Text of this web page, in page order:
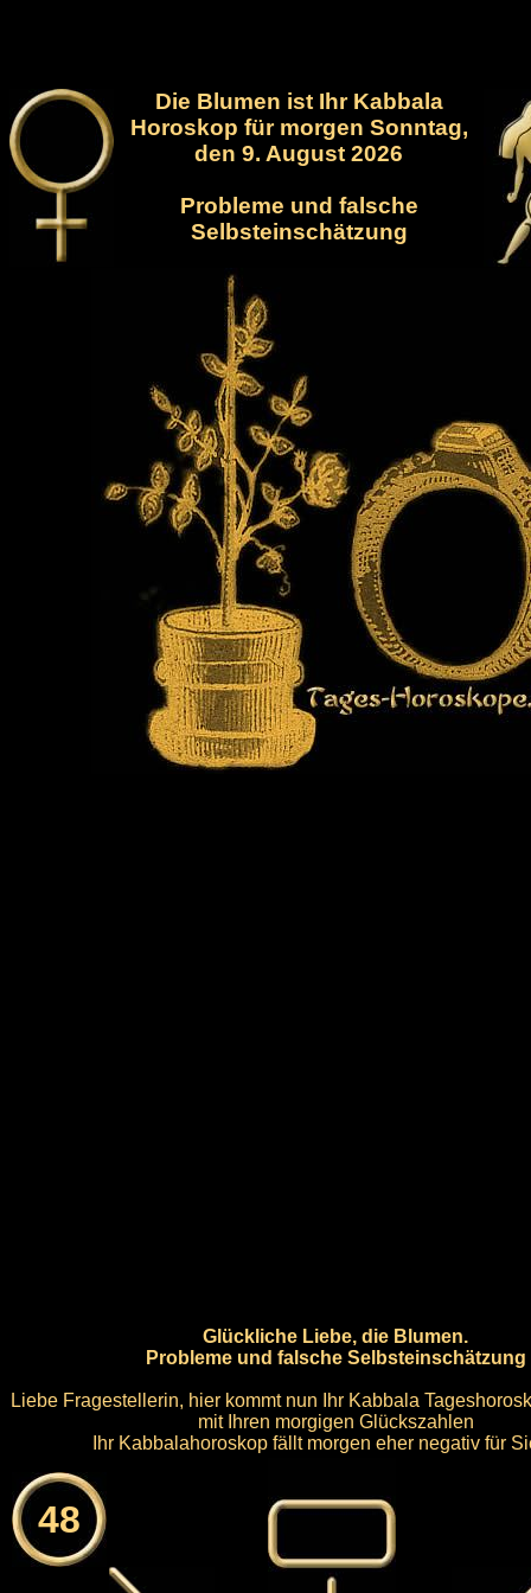
Die Blumen ist Ihr Kabbala
Horoskop für morgen Sonntag,
den 9. August 2026
Probleme und falsche
Selbsteinschätzung
Glückliche Liebe, die Blumen.
Probleme und falsche Selbsteinschätzung
Liebe Fragestellerin, hier kommt nun Ihr Kabbala
mit Ihren morgigen Glückszahlen
Ihr Kabbalahoroskop fällt morgen eher negativ für
48